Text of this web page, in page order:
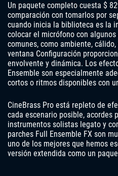
Un paquete completo cuesta $
comparación con tomarlos por
cuando inicia la biblioteca es la
colocar el micrófono con
comunes, como ambiente,
ventana Configuración
envolvente y dinámica. Los
Ensemble son especialmente
cortos o ritmos disponibles con
CineBrass Pro está repleto de
cada escenario posible, acordes
instrumentos solistas legato y
parches Full Ensemble FX son
uno de los mejores que hemos
versión extendida como un